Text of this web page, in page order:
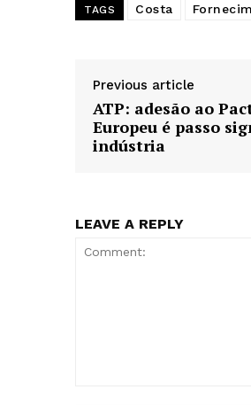
TAGS Costa
Previous article
ATP: adesão ao
Europeu é passo
indústria
LEAVE A REPLY